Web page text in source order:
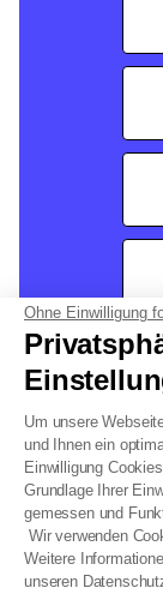
Ohne Einwilligung
Um unsere
und Ihnen ein
Einwilligung
Grundlage Ihrer
gemessen und
Wir verwenden
Weitere
unseren